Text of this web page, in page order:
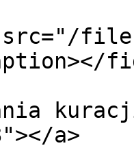
files/
a>